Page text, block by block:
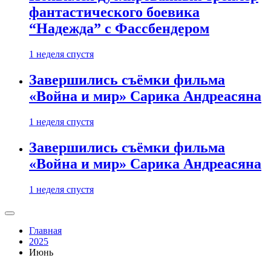
фантастического боевика
“Надежда” с Фассбендером
1 неделя спустя
Завершились съёмки фильма
«Война и мир» Сарика Андреасяна
1 неделя спустя
Завершились съёмки фильма
«Война и мир» Сарика Андреасяна
1 неделя спустя
Главная
2025
Июнь